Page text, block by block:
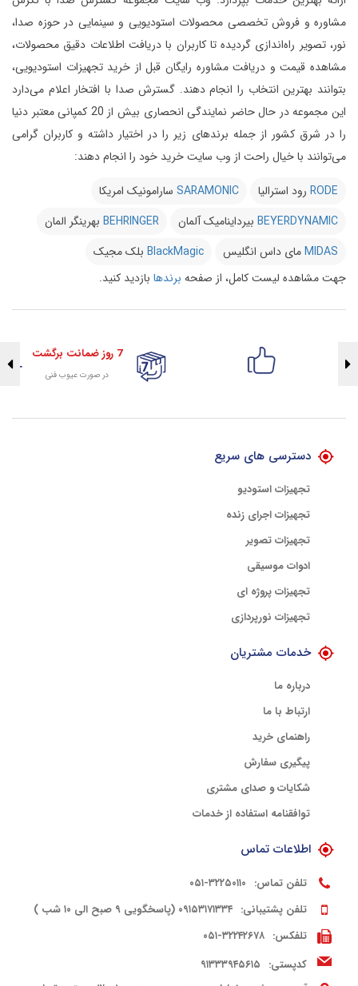
مشاوره و فروش تخصصی محصولات استودیویی و سینمایی در حوزه صدا،
نور، تصویر راه‌اندازی گردیده تا کاربران با دریافت اطلاعات دقیق محصولات،
مشاهده قیمت و دریافت مشاوره رایگان قبل از خرید تجهیزات استودیویی،
بتوانند بهترین انتخاب را انجام دهند. گسترش صدا با افتخار اعلام می‌دارد
این مجموعه در حال حاضر نمایندگی انحصاری بیش از 20 کمپانی معتبر دنیا
را در شرق کشور از جمله برندهای زیر را در اختیار داشته و کاربران گرامی
می‌توانند با خیال راحت از وب سایت خرید خود را انجام دهند:
RODE رود استرالیا SARAMONIC سارامونیک امریکا
BEYERDYNAMIC بیرداینامیک آلمان BEHRINGER بهرینگر المان
MIDASمای داس انگلیس BlackMagic بلک مجیک
جهت مشاهده لیست کامل، از صفحه برندها بازدید کنید.
7 روز ضمانت برگشت
در صورت عیوب فنی
دسترسی های سریع
تجهیزات استودیو
تجهیزات اجرای زنده
تجهیزات تصویر
ادوات موسیقی
تجهیزات پروژه ای
تجهیزات نورپردازی
خدمات مشتریان
درباره ما
ارتباط با ما
راهنمای خرید
پیگیری سفارش
شکایات و صدای مشتری
توافقنامه استفاده از خدمات
اطلاعات تماس
تلفن تماس: ۳۲۲۵۰۱۱۰-۰۵۱
تلفن پشتیبانی: ۰۹۱۵۳۱۷۱۳۳۴ (پاسخگویی ۹ صبح الی ۱۰ شب )
تلفکس: ۳۲۲۴۲۶۷۸-۰۵۱
کدپستی: ۹۱۳۳۳۹۴۵۶۱۵